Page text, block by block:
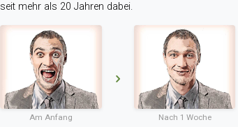
seit mehr als 20 Jahren dabei.
Am Anfang Nach 1 Woche